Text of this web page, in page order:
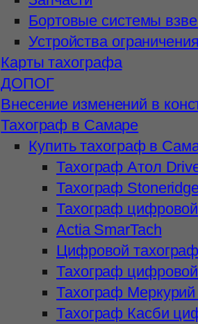
Бортовые системы
Устройства
Карты тахографа
ДОПОГ
Внесение изменений в
Тахограф в Самаре
Купить тахограф в
Тахограф Атол
Тахограф
Тахограф
Actia SmarTach
Цифровой
Тахограф
Тахограф
Тахограф Касби